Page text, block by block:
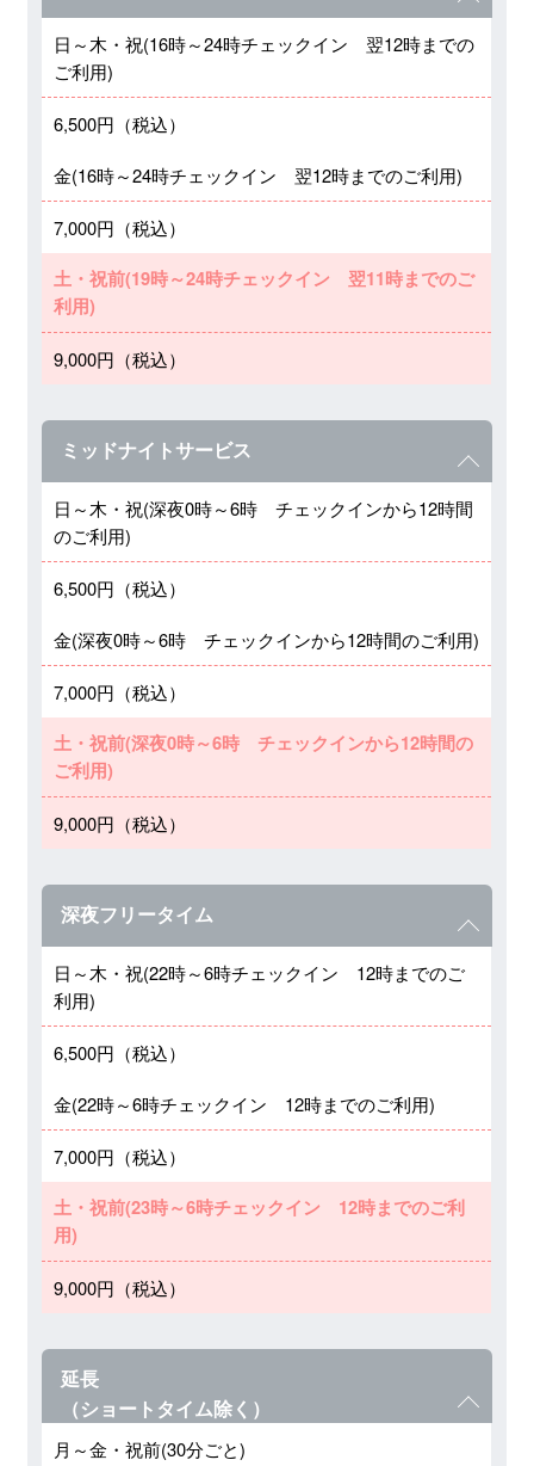
日～木・祝(16時～24時チェックイン 翌12時までの
ご利用)
6,500円（税込）
金(16時～24時チェックイン 翌12時までのご利用)
7,000円（税込）
土・祝前(19時～24時チェックイン 翌11時までのご
利用)
9,000円（税込）
ミッドナイトサービス
日～木・祝(深夜0時～6時 チェックインから12時間
のご利用)
6,500円（税込）
金(深夜0時～6時 チェックインから12時間のご利用)
7,000円（税込）
土・祝前(深夜0時～6時 チェックインから12時間の
ご利用)
9,000円（税込）
深夜フリータイム
日～木・祝(22時～6時チェックイン 12時までのご
利用)
6,500円（税込）
金(22時～6時チェックイン 12時までのご利用)
7,000円（税込）
土・祝前(23時～6時チェックイン 12時までのご利
用)
9,000円（税込）
延長
（ショートタイム除く）
月～金・祝前(30分ごと)